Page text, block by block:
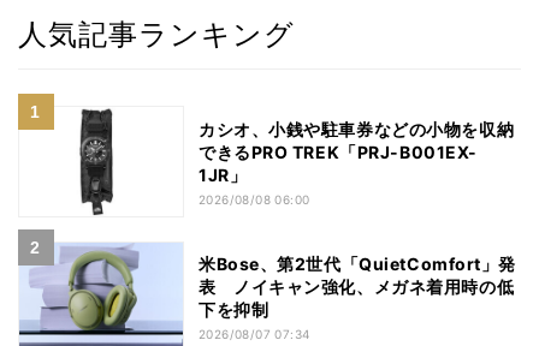
人気記事ランキング
カシオ、小銭や駐車券などの小物を収納
できるPRO TREK「PRJ-B001EX-
1JR」
2026/08/08 06:00
米Bose、第2世代「QuietComfort」発
表 ノイキャン強化、メガネ着用時の低
下を抑制
2026/08/07 07:34